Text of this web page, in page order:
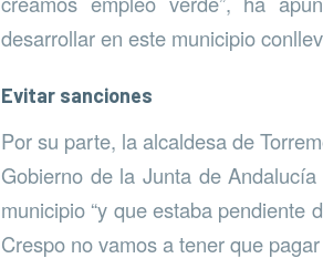
desarrollar en este municipio
Evitar sanciones
Por su parte, la alcaldesa de
Gobierno de la Junta de
municipio “y que estaba pendiente
Crespo no vamos a tener que